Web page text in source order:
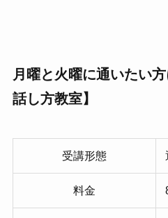
月曜と火曜に通いたい
話し方教室】
受講形態
料金